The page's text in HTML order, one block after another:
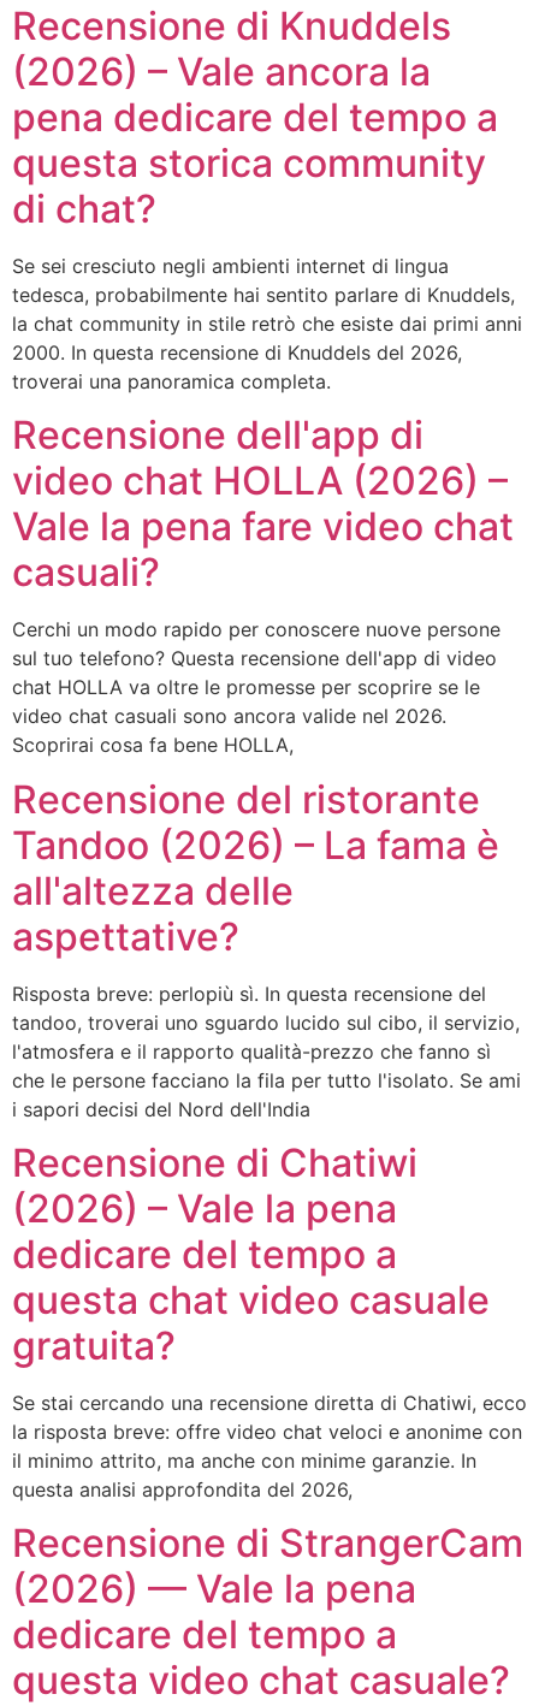
Recensione di Knuddels
(2026) – Vale ancora la
pena dedicare del tempo a
questa storica community
di chat?
Se sei cresciuto negli ambienti internet di lingua
tedesca, probabilmente hai sentito parlare di Knuddels,
la chat community in stile retrò che esiste dai primi anni
2000. In questa recensione di Knuddels del 2026,
troverai una panoramica completa.
Recensione dell'app di
video chat HOLLA (2026) –
Vale la pena fare video chat
casuali?
Cerchi un modo rapido per conoscere nuove persone
sul tuo telefono? Questa recensione dell'app di video
chat HOLLA va oltre le promesse per scoprire se le
video chat casuali sono ancora valide nel 2026.
Scoprirai cosa fa bene HOLLA,
Recensione del ristorante
Tandoo (2026) – La fama è
all'altezza delle
aspettative?
Risposta breve: perlopiù sì. In questa recensione del
tandoo, troverai uno sguardo lucido sul cibo, il servizio,
l'atmosfera e il rapporto qualità-prezzo che fanno sì
che le persone facciano la fila per tutto l'isolato. Se ami
i sapori decisi del Nord dell'India
Recensione di Chatiwi
(2026) – Vale la pena
dedicare del tempo a
questa chat video casuale
gratuita?
Se stai cercando una recensione diretta di Chatiwi, ecco
la risposta breve: offre video chat veloci e anonime con
il minimo attrito, ma anche con minime garanzie. In
questa analisi approfondita del 2026,
Recensione di StrangerCam
(2026) — Vale la pena
dedicare del tempo a
questa video chat casuale?